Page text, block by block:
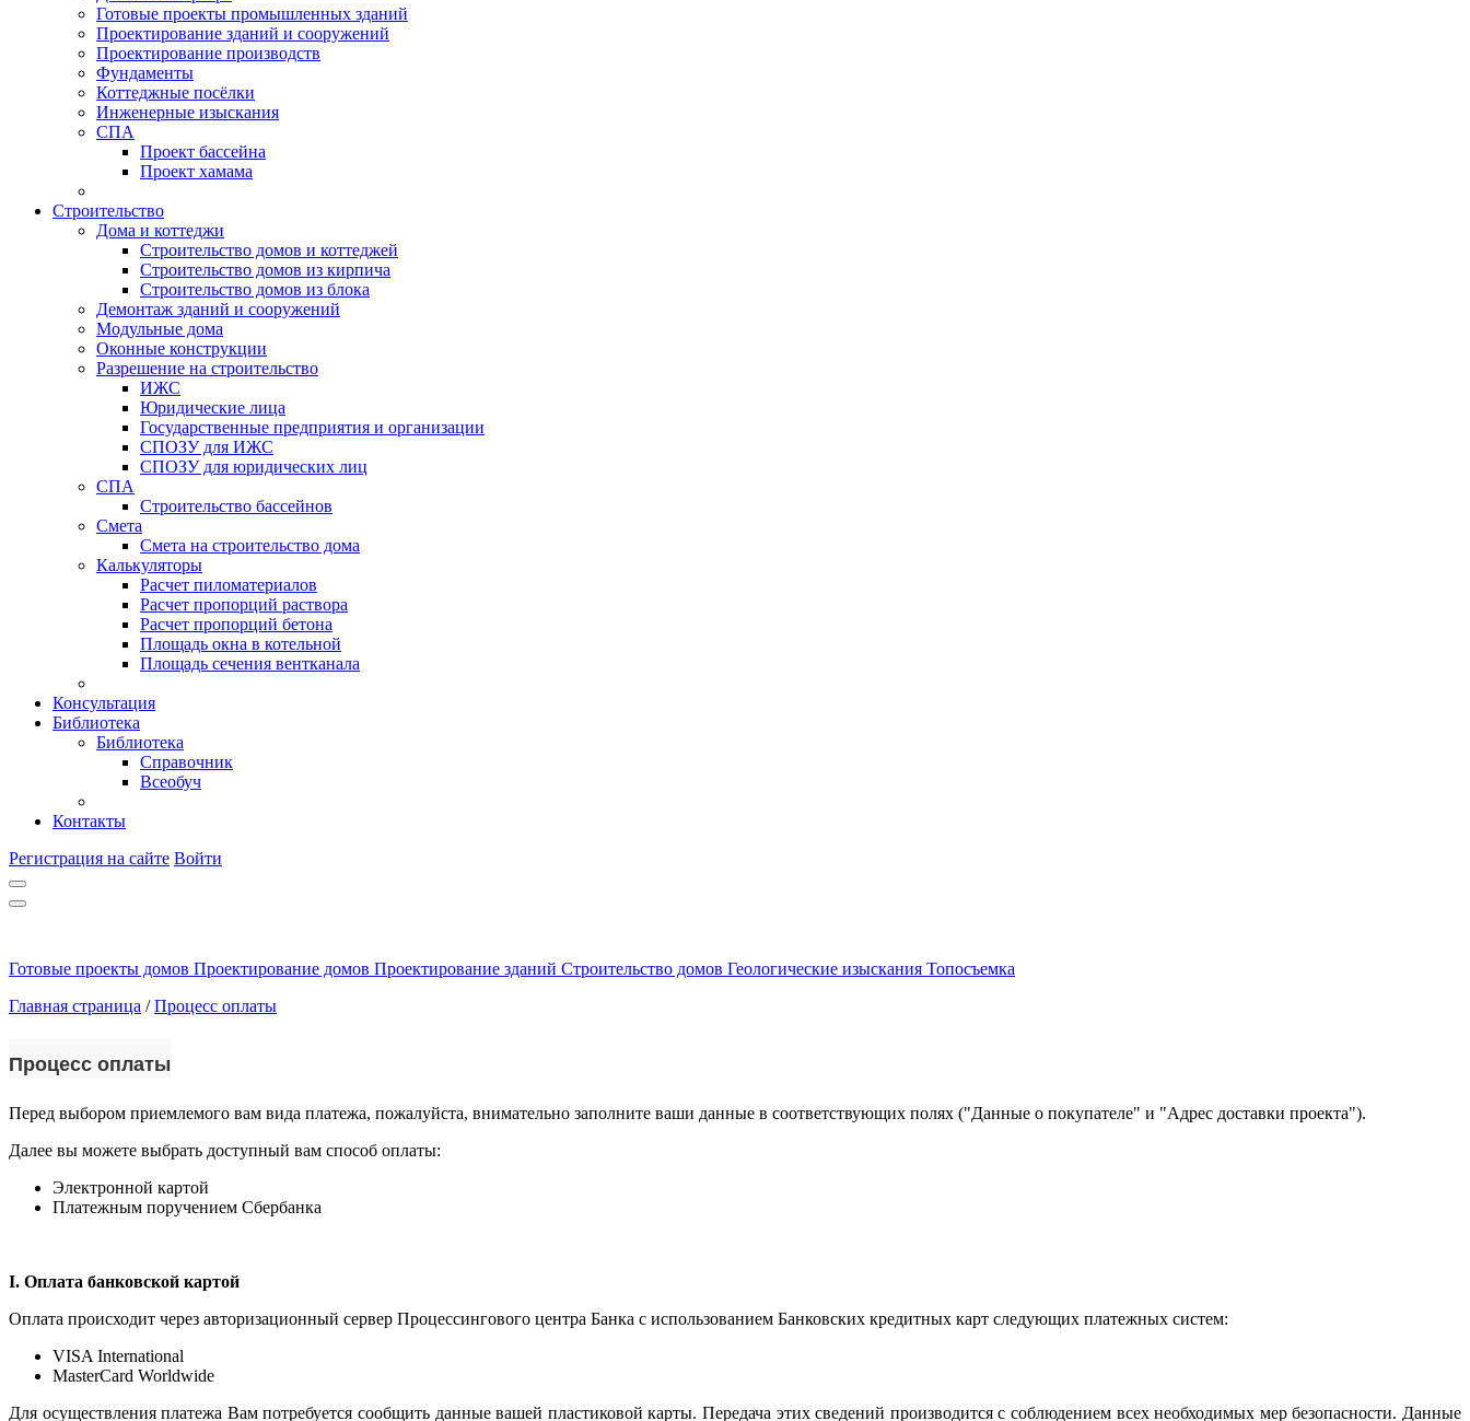
Готовые проекты промышленных зданий
Проектирование зданий и сооружений
Проектирование производств
Фундаменты
Коттеджные посёлки
Инженерные изыскания
СПА
Проект бассейна
Проект хамама
Строительство
Дома и коттеджи
Строительство домов и коттеджей
Строительство домов из кирпича
Строительство домов из блока
Демонтаж зданий и сооружений
Модульные дома
Оконные конструкции
Разрешение на строительство
ИЖС
Юридические лица
Государственные предприятия и организации
СПОЗУ для ИЖС
СПОЗУ для юридических лиц
СПА
Строительство бассейнов
Смета
Смета на строительство дома
Калькуляторы
Расчет пиломатериалов
Расчет пропорций раствора
Расчет пропорций бетона
Площадь окна в котельной
Площадь сечения вентканала
Консультация
Библиотека
Библиотека
Справочник
Всеобуч
Контакты
Регистрация на сайте Войти
Готовые проекты домов Проектирование домов Проектирование зданий Строительство домов Геологические изыскания Топосъемка
Главная страница / Процесс оплаты
Процесс оплаты
Перед выбором приемлемого вам вида платежа, пожалуйста, внимательно заполните ваши данные в соответствующих полях ("Данные о покупателе" и "Адрес доставки проекта").
Далее вы можете выбрать доступный вам способ оплаты:
Электронной картой
Платежным поручением Сбербанка
I. Оплата банковской картой
Оплата происходит через авторизационный сервер Процессингового центра Банка с использованием Банковских кредитных карт следующих платежных систем:
VISA International
MasterCard Worldwide
Для осуществления платежа Вам потребуется сообщить данные вашей пластиковой карты. Передача этих сведений производится с соблюдением всех необходимых мер безопасности. Данные